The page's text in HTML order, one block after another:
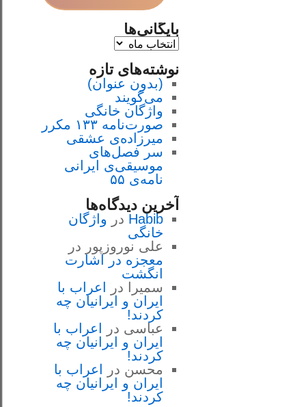
بایگانی‌ها
نوشته‌های تازه
(بدون عنوان)
می‌گویند
واژگان خانگی
صورت‌نامه ۱۳۳ مکرر
میرزاده‌ی عشقی
سر فصل‌هاى
موسيقى‌ی ايرانى
نامه‌ی ۵۵
آخرین دیدگاه‌ها
Habib در واژگان
خانگی
علی نوروزپور در
معجزه در اشارت
انگشت
سمیرا
در
اعراب با
ايران و ايرانيان چه
كردند!
عباسی در
اعراب با
ايران و ايرانيان چه
كردند!
محسن در
اعراب با
ايران و ايرانيان چه
كردند!